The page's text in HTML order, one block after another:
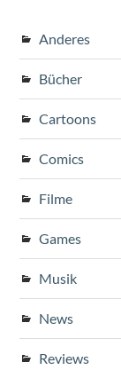
Anderes
Bücher
Cartoons
Comics
Filme
Games
Musik
News
Reviews